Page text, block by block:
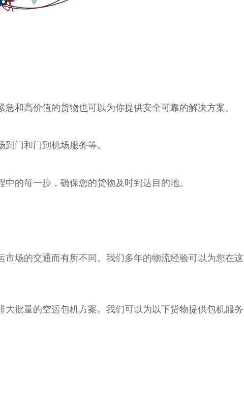
和高价值的货物也可以为你提供安全可靠的解决方案。
门和门到机场服务等。
的每一步，确保您的货物及时到达目的地。
场的交通而有所不同。我们多年的物流经验可以为您在
批量的空运包机方案。我们可以为以下货物提供包机服